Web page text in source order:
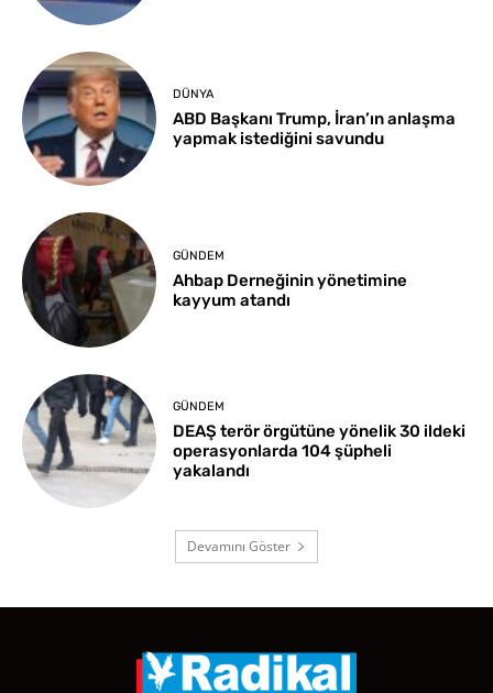
DÜNYA
ABD Başkanı Trump, İran’ın anlaşma
yapmak istediğini savundu
GÜNDEM
Ahbap Derneğinin yönetimine
kayyum atandı
GÜNDEM
DEAŞ terör örgütüne yönelik 30 ildeki
operasyonlarda 104 şüpheli
yakalandı
Devamını Göster